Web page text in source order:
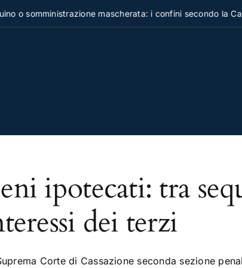
o somministrazione mascherata: i confini secondo la
ipotecati: tra
dei terzi
Corte di Cassazione seconda sezione